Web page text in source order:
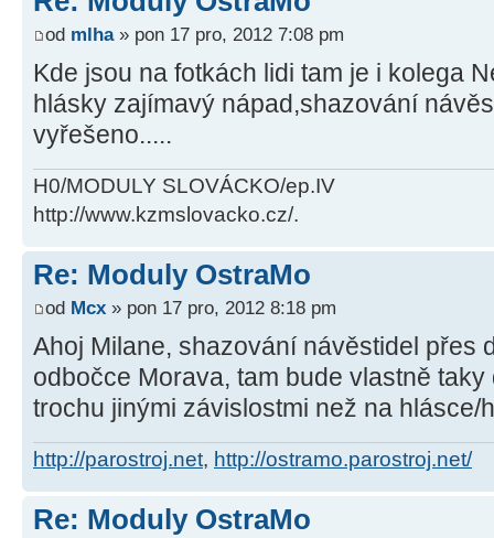
od mlha» pon 17 pro, 2012 7:08 pm
Kde jsou na fotkách lidi tam je i kolega
hlásky zajímavý nápad,shazování
vyřešeno.....
H0/MODULY SLOVÁCKO/ep.IV
http://www.kzmslovacko.cz/.
Re: Moduly OstraMo
od Mcx » pon 17 pro, 2012 8:18 pm
Ahoj Milane, shazování návěstidel přes
odbočce Morava, tam bude vlastně
trochu jinými závislostmi než na hlásce/
http://parostroj.net, http://ostramo.parostroj.net/
Re: Moduly OstraMo